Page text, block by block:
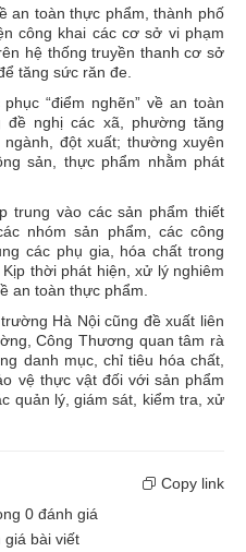
an toàn thực phẩm, thành phố
công khai các cơ sở vi phạm
hệ thống truyền thanh cơ sở
tăng sức răn đe.
“điểm nghẽn” về an toàn
nghị các xã, phường tăng
đột xuất; thường xuyên
sản, thực phẩm nhằm phát
trung vào các sản phẩm thiết
nhóm sản phẩm, các công
các phụ gia, hóa chất trong
thời phát hiện, xử lý nghiêm
an toàn thực phẩm.
Hà Nội cũng đề xuất liên
Công Thương quan tâm rà
danh mục, chỉ tiêu hóa chất,
vệ thực vật đối với sản phẩm
quản lý, giám sát, kiểm tra, xử
Copy link
0 đánh giá
giá bài viết